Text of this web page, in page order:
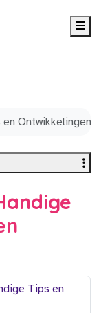
Ontwikkelingen
Tips en